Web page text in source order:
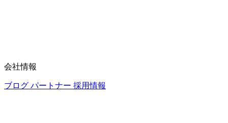
会社情報
ブログ パートナー 採用情報